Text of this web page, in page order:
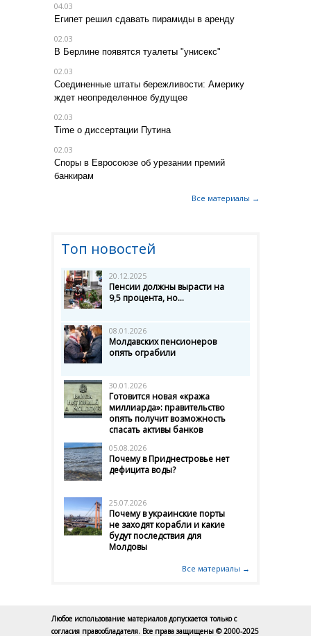
04.03
Египет решил сдавать пирамиды в аренду
02.03
В Берлине появятся туалеты "унисекс"
02.03
Соединенные штаты бережливости: Америку
ждет неопределенное будущее
02.03
Time о диссертации Путина
02.03
Споры в Евросоюзе об урезании премий
банкирам
Все материалы →
Топ новостей
20.12.2025
Пенсии должны вырасти на
9,5 процента, но...
08.01.2026
Молдавских пенсионеров
опять ограбили
30.01.2026
Готовится новая «кража
миллиарда»: правительство
опять получит возможность
спасать активы банков
05.08.2026
Почему в Приднестровье нет
дефицита воды?
25.07.2026
Почему в украинские порты
не заходят корабли и какие
будут последствия для
Молдовы
Все материалы →
Любое использование материалов допускается только с
согласия правообладателя. Все права защищены © 2000-2025